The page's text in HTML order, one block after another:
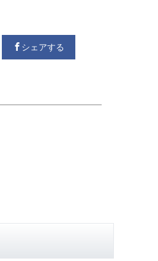
シェアする